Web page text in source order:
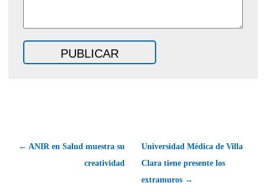
← ANIR en Salud muestra su
creatividad
Universidad Médica de Villa
Clara tiene presente los
extramuros →